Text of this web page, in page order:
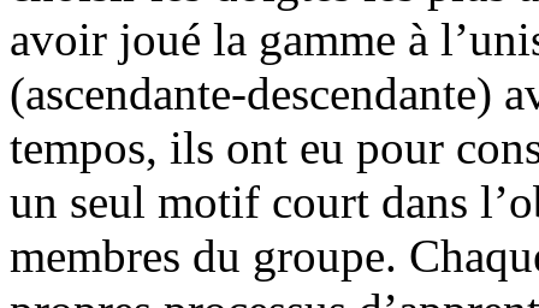
avoir joué la gamme à
(ascendante-descendante)
tempos, ils ont eu pour
un seul motif court dans
membres du groupe.